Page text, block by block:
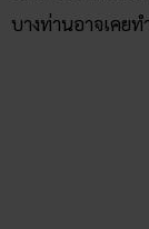
บางท่านอาจเคย